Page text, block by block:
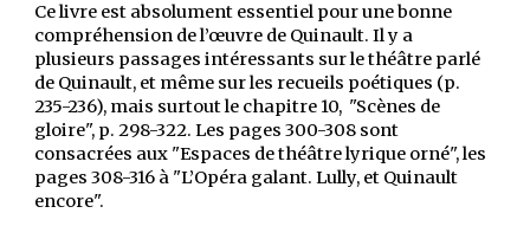
Ce livre est absolument essentiel pour une bonne
compréhension de l’œuvre de Quinault. Il y a
plusieurs passages intéressants sur le théâtre parlé
de Quinault, et même sur les recueils poétiques (p.
235-236), mais surtout le chapitre 10, "Scènes de
gloire", p. 298-322. Les pages 300-308 sont
consacrées aux "Espaces de théâtre lyrique orné", les
pages 308-316 à "L’Opéra galant. Lully, et Quinault
encore".